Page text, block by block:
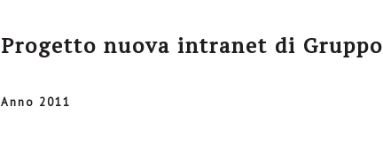
Progetto nuova intranet di Gruppo
Anno 2011